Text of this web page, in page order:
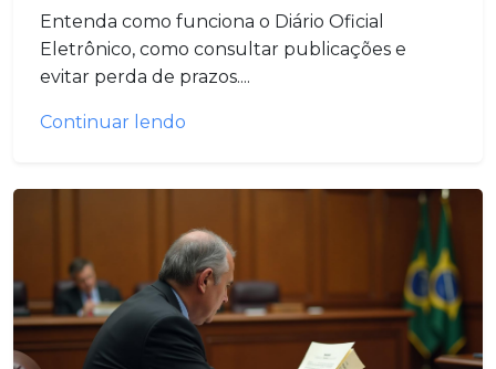
Entenda como funciona o Diário Oficial
Eletrônico, como consultar publicações e
evitar perda de prazos....
Continuar lendo